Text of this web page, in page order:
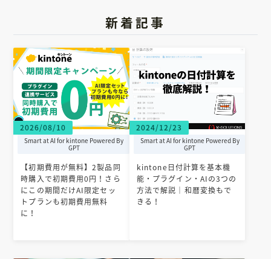
新着記事
2026/08/10
Smart at AI for kintone Powered By
GPT
【初期費用が無料】2製品同
時購入で初期費用0円！さら
にこの期間だけAI限定セッ
トプランも初期費用無料
に！
2024/12/23
Smart at AI for kintone Powered By
GPT
kintone日付計算を基本機
能・プラグイン・AIの3つの
方法で解説｜和暦変換もで
きる！